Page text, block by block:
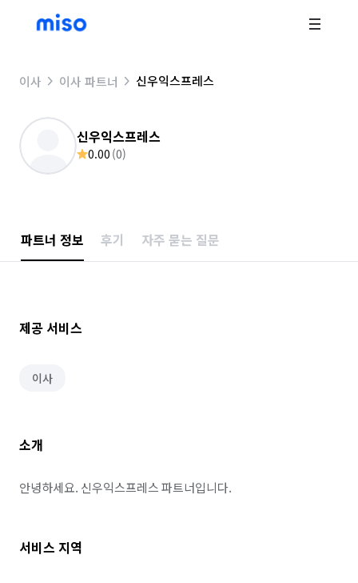
이사 이사 파트너 신우익스프레스
신우익스프레스
0.00 (0)
파트너 정보 후기 자주 묻는 질문
제공 서비스
이사
소개
안녕하세요. 신우익스프레스 파트너입니다.
서비스 지역